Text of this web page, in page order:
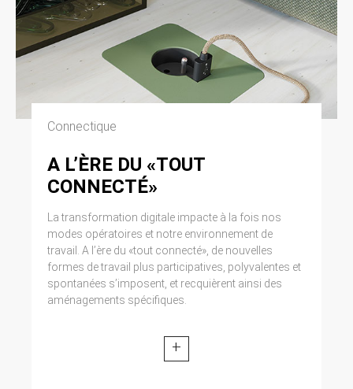
Connectique
A L’ÈRE DU «TOUT
CONNECTÉ»
La transformation digitale impacte à la fois nos
modes opératoires et notre environnement de
travail. A l’ère du «tout connecté», de nouvelles
formes de travail plus participatives, polyvalentes et
spontanées s’imposent, et recquièrent ainsi des
aménagements spécifiques.
+